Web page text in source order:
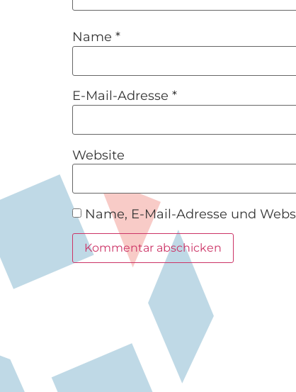
Name *
E-Mail-Adresse *
Website
Name, E-Mail-Adresse und